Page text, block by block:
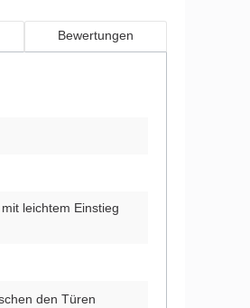
Bewertungen
leichtem Einstieg
den Türen